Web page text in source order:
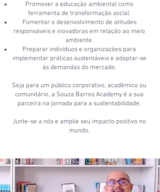
Promover a educação ambiental como
ferramenta de transformação social.
Fomentar o desenvolvimento de atitudes
responsáveis e inovadoras em relação ao meio
ambiente.
Preparar indivíduos e organizações para
implementar práticas sustentáveis e adaptar-se
às demandas do mercado.
Seja para um público corporativo, acadêmico ou
comunitário, a Souza Barros Academy é a sua
parceira na jornada para a sustentabilidade.
Junte-se a nós e amplie seu impacto positivo no
mundo.